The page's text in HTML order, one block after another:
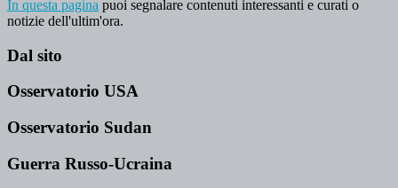
In questa pagina puoi segnalare contenuti interessanti e curati o
notizie dell'ultim'ora.
Dal sito
Osservatorio USA
Osservatorio Sudan
Guerra Russo-Ucraina